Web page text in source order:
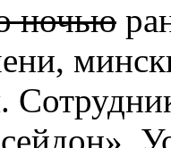
ночью